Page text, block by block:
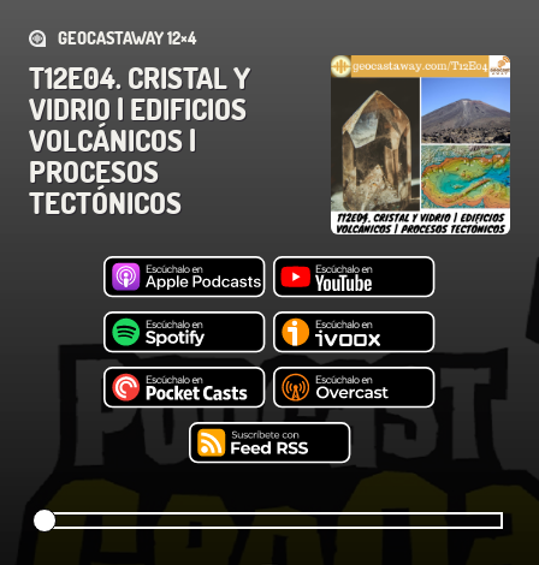
GEOCASTAWAY 12×4
T12E04. CRISTAL Y
VIDRIO | EDIFICIOS
VOLCÁNICOS |
PROCESOS
TECTÓNICOS